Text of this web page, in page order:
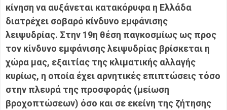
κίνηση να αυξάνεται κατακόρυφα η Ελλάδα
διατρέχει σοβαρό κίνδυνο εμφάνισης
λειψυδρίας. Στην 19η θέση παγκοσμίως ως προς
τον κίνδυνο εμφάνισης λειψυδρίας βρίσκεται η
χώρα μας, εξαιτίας της κλιματικής αλλαγής
κυρίως, η οποία έχει αρνητικές επιπτώσεις τόσο
στην πλευρά της προσφοράς (μείωση
βροχοπτώσεων) όσο και σε εκείνη της ζήτησης